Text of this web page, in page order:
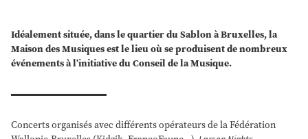
Idéalement située, dans le quartier du Sablon à Bruxelles, la
Maison des Musiques est le lieu où se produisent de nombreux
événements à l’initiative du Conseil de la Musique.
Concerts organisés avec différents opérateurs de la Fédération